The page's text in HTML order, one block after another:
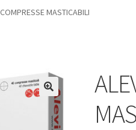
доставку корма из Германии
MASTICABILI